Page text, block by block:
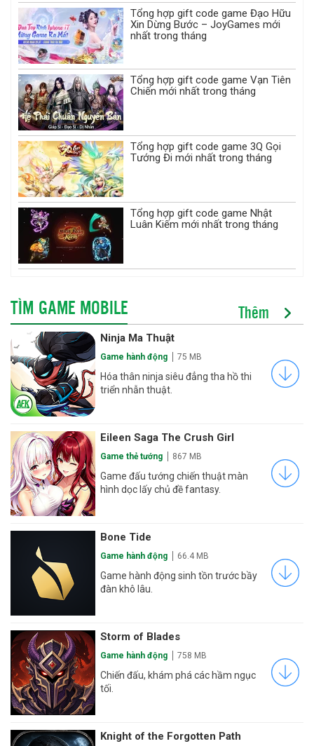
Tổng hợp gift code game Đạo Hữu
Xin Dừng Bước – JoyGames mới
nhất trong tháng
Tổng hợp gift code game Vạn Tiên
Chiến mới nhất trong tháng
Tổng hợp gift code game 3Q Gọi
Tướng Đi mới nhất trong tháng
Tổng hợp gift code game Nhật
Luân Kiếm mới nhất trong tháng
TÌM GAME MOBILE Thêm
Ninja Ma Thuật
Game hành động 75 MB
Hóa thân ninja siêu đẳng tha hồ thi
triển nhẫn thuật.
Eileen Saga The Crush Girl
Game thẻ tướng 867 MB
Game đấu tướng chiến thuật màn
hình dọc lấy chủ đề fantasy.
Bone Tide
Game hành động 66.4 MB
Game hành động sinh tồn trước bầy
đàn khô lâu.
Storm of Blades
Game hành động 758 MB
Chiến đấu, khám phá các hầm ngục
tối.
Knight of the Forgotten Path